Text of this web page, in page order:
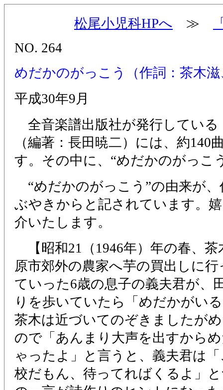
松尾小児科HPへ ≫
NO. 264
めだかのがっこう（作詞：茶木
平成30年9月
全音楽譜出版社が発行している
（編著：長田暁二）には、約140
す。その中に、“めだかのがっこ
“めだかのがっこう”の由来が
ぶやきからと記されています。
介いたします。
【昭和21（1946年）年の春、茶
原市郊外の農家へ芋の買出しに
ていった6歳の息子の義夫君が、
りを歩いていたら「めだかがい
茶木は近づいてのぞきましたが
ので「あんまり大声を出すから
ゃったよ」と言うと、義夫君は
校だもん、待ってればくるよ」